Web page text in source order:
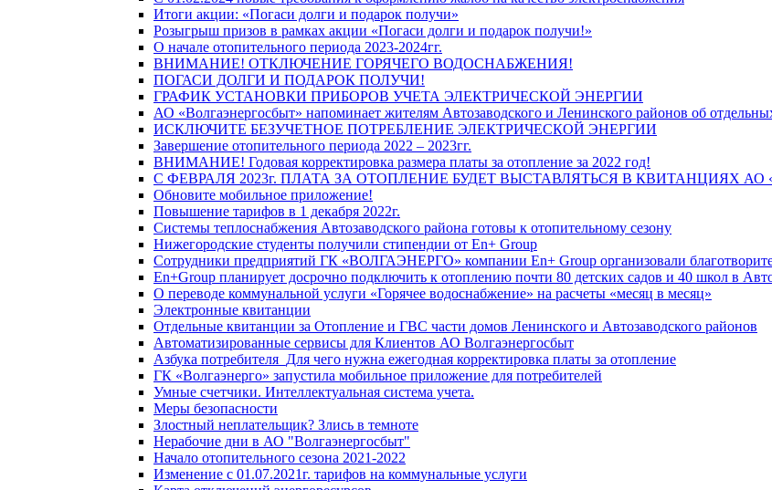
Итоги акции: «Погаси долги и подарок получи»
Розыгрыш призов в рамках акции «Погаси долги и подарок получи!»
О начале отопительного периода 2023-2024гг.
ВНИМАНИЕ! ОТКЛЮЧЕНИЕ ГОРЯЧЕГО ВОДОСНАБЖЕНИЯ!
ПОГАСИ ДОЛГИ И ПОДАРОК ПОЛУЧИ!
ГРАФИК УСТАНОВКИ ПРИБОРОВ УЧЕТА ЭЛЕКТРИЧЕСКОЙ ЭНЕРГИИ
АО «Волгаэнергосбыт» напоминает жителям Автозаводского и Ленинского районов об
ИСКЛЮЧИТЕ БЕЗУЧЕТНОЕ ПОТРЕБЛЕНИЕ ЭЛЕКТРИЧЕСКОЙ ЭНЕРГИИ
Завершение отопительного периода 2022 – 2023гг.
ВНИМАНИЕ! Годовая корректировка размера платы за отопление за 2022 год!
С ФЕВРАЛЯ 2023г. ПЛАТА ЗА ОТОПЛЕНИЕ БУДЕТ ВЫСТАВЛЯТЬСЯ В КВИТАНЦИЯХ АО
Обновите мобильное приложение!
Повышение тарифов в 1 декабря 2022г.
Системы теплоснабжения Автозаводского района готовы к отопительному сезону
Нижегородские студенты получили стипендии от En+ Group
Сотрудники предприятий ГК «ВОЛГАЭНЕРГО» компании En+ Group организовали
En+Group планирует досрочно подключить к отоплению почти 80 детских садов и 40 школ в
О переводе коммунальной услуги «Горячее водоснабжение» на расчеты «месяц в месяц»
Электронные квитанции
Отдельные квитанции за Отопление и ГВС части домов Ленинского и Автозаводского районов
Автоматизированные сервисы для Клиентов АО Волгаэнергосбыт
Азбука потребителя_Для чего нужна ежегодная корректировка платы за отопление
ГК «Волгаэнерго» запустила мобильное приложение для потребителей
Умные счетчики. Интеллектуальная система учета.
Меры безопасности
Злостный неплательщик? Злись в темноте
Нерабочие дни в АО "Волгаэнергосбыт"
Начало отопительного сезона 2021-2022
Изменение с 01.07.2021г. тарифов на коммунальные услуги